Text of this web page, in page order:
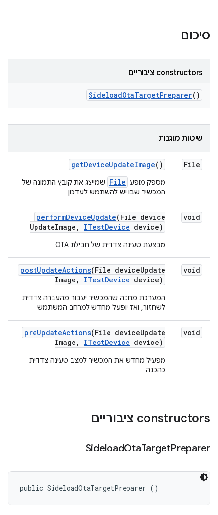
סיכום
‫constructors ציבוריים
SideloadOtaTargetPreparer()
שיטות מוגנות
File
getDeviceUpdateImage()
מספק מופע File
שמייצג את קובץ התמונה של
המכשיר שבו יש להשתמש לעדכון
void
performDeviceUpdate(File device
UpdateImage , ITestDevice device)
מבצעת טעינה צדדית של חבילת OTA
void
postUpdateActions(File deviceUpdate
Image , ITestDevice device)
המערכת מחכה שהמכשיר יעבור מהעברה צדדית
לשחזור, ואז יופעל מחדש למרחב המשתמש
void
preUpdateActions(File deviceUpdate
Image , ITestDevice device)
מפעיל מחדש את המכשיר למצב טעינה צדדית
כהכנה
‫constructors ציבוריים
SideloadOtaTargetPreparer
public SideloadOtaTargetPreparer ()